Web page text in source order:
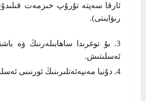
ئارقا سەپتە تۇرۇپ خىزمەت
رىۋايىتى).
بۇ توغرىدا ساھابىلەرنىڭ ۋە
ئەسلىتىش.
دۇنيا مەنپەئەتلىرىنىڭ ئورنىنى